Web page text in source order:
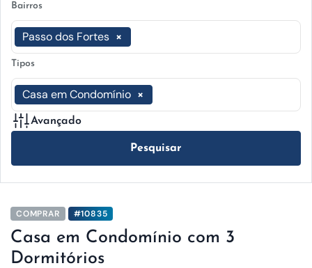
Bairros
×
Passo dos Fortes
Tipos
×
Casa em Condomínio
Avançado
Pesquisar
COMPRAR #10835
Casa em Condomínio com 3
Dormitórios